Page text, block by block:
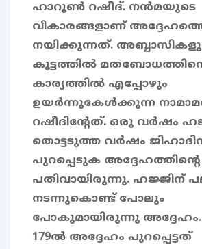
ഹാറൂൺ റഷീദ്. നൻമയുടെ
വികാരങ്ങളാണ്
നയിക്കുന്നത്.
കൂട്ടത്തിൽ
കാര്യത്തിൽ എപ്പോഴും
ഉയർന്നുകേൾക്കുന്ന
റഷീദിന്റേത്. ഒരു വർഷം
തൊട്ടടുത്ത വർഷം
പുറപ്പെടുക അദ്ദേഹത്തിന്റെ
പതിവായിരുന്നു. ഹജ്ജിന്
നടന്നുകൊണ്ട് പോലും
പോകുമായിരുന്നു അദ്ദേഹം.
179ൽ അദ്ദേഹം പുറപ്പെട്ടത്